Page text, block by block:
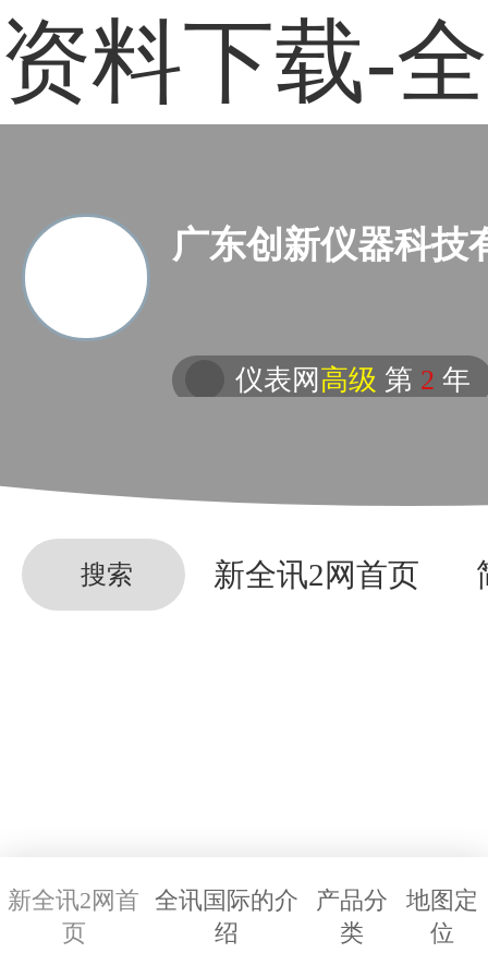
资料下载-
广东创新仪器科技
仪表网高级 第 2 年
搜索 新全讯2网首页
新全讯2网首
页
全讯国际的介
绍
产品分
类
地图定
位
网站地图